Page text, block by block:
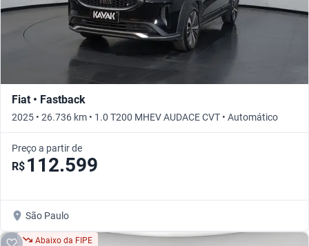
Fiat • Fastback
2025 • 26.736 km • 1.0 T200 MHEV AUDACE CVT • Automático
Preço a partir de
R$ 112.599
São Paulo
Abaixo da FIPE